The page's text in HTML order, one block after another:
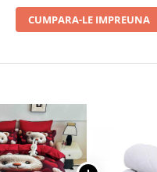
CUMPARA-LE IMPREUNA